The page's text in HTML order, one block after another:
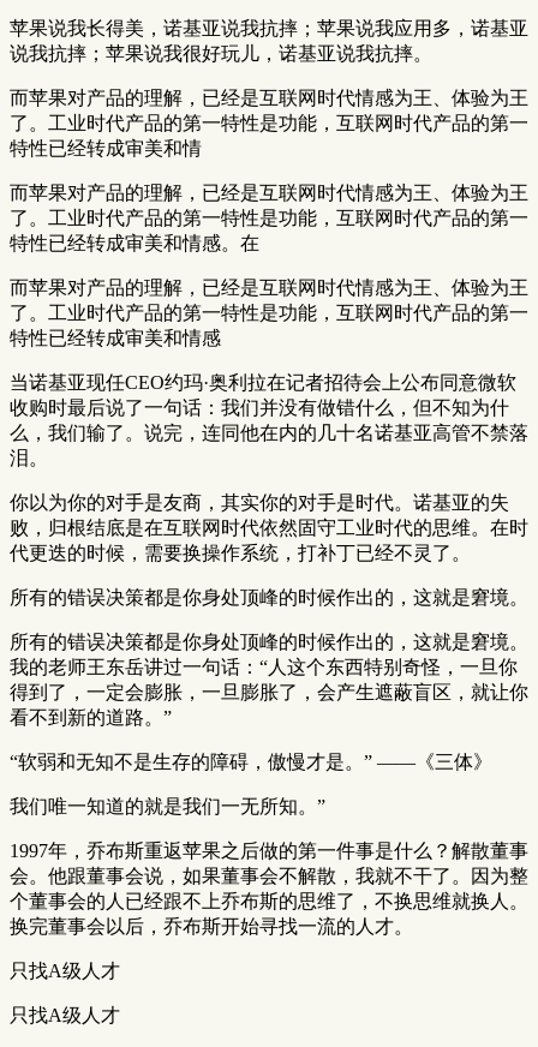
苹果说我长得美，诺基亚说我抗摔；苹果说我应用多，诺基亚
说我抗摔；苹果说我很好玩儿，诺基亚说我抗摔。
而苹果对产品的理解，已经是互联网时代情感为王、体验为王
了。工业时代产品的第一特性是功能，互联网时代产品的第一
特性已经转成审美和情
而苹果对产品的理解，已经是互联网时代情感为王、体验为王
了。工业时代产品的第一特性是功能，互联网时代产品的第一
特性已经转成审美和情感。在
而苹果对产品的理解，已经是互联网时代情感为王、体验为王
了。工业时代产品的第一特性是功能，互联网时代产品的第一
特性已经转成审美和情感
当诺基亚现任CEO约玛·奥利拉在记者招待会上公布同意微软
收购时最后说了一句话：我们并没有做错什么，但不知为什
么，我们输了。说完，连同他在内的几十名诺基亚高管不禁落
泪。
你以为你的对手是友商，其实你的对手是时代。诺基亚的失
败，归根结底是在互联网时代依然固守工业时代的思维。在时
代更迭的时候，需要换操作系统，打补丁已经不灵了。
所有的错误决策都是你身处顶峰的时候作出的，这就是窘境。
所有的错误决策都是你身处顶峰的时候作出的，这就是窘境。
我的老师王东岳讲过一句话：“人这个东西特别奇怪，一旦你
得到了，一定会膨胀，一旦膨胀了，会产生遮蔽盲区，就让你
看不到新的道路。”
“软弱和无知不是生存的障碍，傲慢才是。” ——《三体》
我们唯一知道的就是我们一无所知。”
1997年，乔布斯重返苹果之后做的第一件事是什么？解散董事
会。他跟董事会说，如果董事会不解散，我就不干了。因为整
个董事会的人已经跟不上乔布斯的思维了，不换思维就换人。
换完董事会以后，乔布斯开始寻找一流的人才。
只找A级人才
只找A级人才